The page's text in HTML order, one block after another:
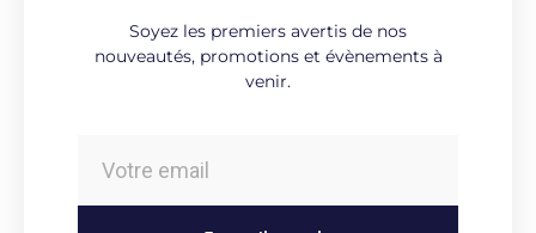
Soyez les premiers avertis de nos
nouveautés, promotions et évènements à
venir.